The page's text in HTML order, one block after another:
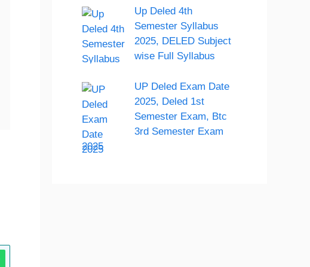
Up Deled 4th
Semester Syllabus
2025, DELED Subject
wise Full Syllabus
UP Deled Exam Date
2025, Deled 1st
Semester Exam, Btc
3rd Semester Exam
2025